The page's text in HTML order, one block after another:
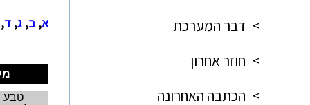
2026 > דבר המערכת
> חוזר אחרון
> הכתבה האחרונה
א,ב, ג, ד,
טבע